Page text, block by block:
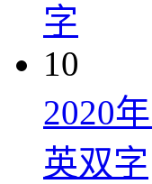
字
10
2020
英双字